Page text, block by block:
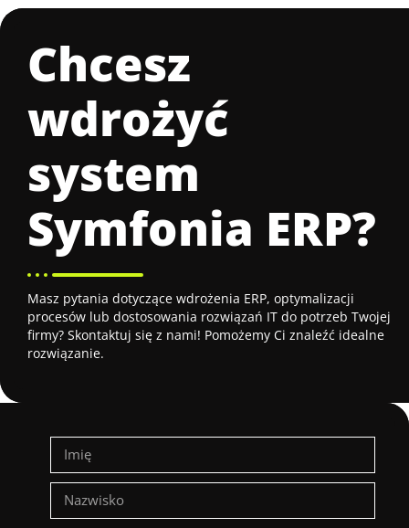
Chcesz
wdrożyć
system
Symfonia ERP?
Masz pytania dotyczące wdrożenia ERP, optymalizacji
procesów lub dostosowania rozwiązań IT do potrzeb Twojej
firmy? Skontaktuj się z nami! Pomożemy Ci znaleźć idealne
rozwiązanie.